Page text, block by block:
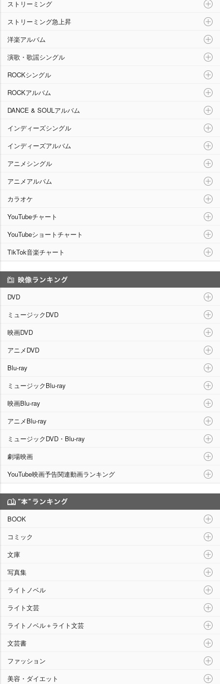
ストリーミング
ストリーミング急上昇
洋楽アルバム
演歌・歌謡シングル
ROCKシングル
ROCKアルバム
DANCE & SOULアルバム
インディーズシングル
インディーズアルバム
アニメシングル
アニメアルバム
カラオケ
YouTubeチャート
YouTubeショートチャート
TikTok音楽チャート
DVD
ミュージックDVD
映画DVD
アニメDVD
Blu-ray
ミュージックBlu-ray
映画Blu-ray
アニメBlu-ray
ミュージックDVD・Blu-ray
劇場映画
YouTube映画予告関連動画ランキング
BOOK
コミック
文庫
写真集
ライトノベル
ライト文芸
ライトノベル＋ライト文芸
文芸書
ファッション
美容・ダイエット